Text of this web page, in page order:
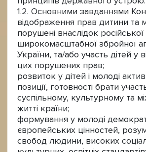
1.2. Основними завданнями
відображення прав дитини та
порушені внаслідок російської
широкомасштабної збройної
України, та/або участь дітей у
цих порушених прав;
розвиток у дітей і молоді
позиції, готовності брати
суспільному, культурному та
житті країни;
формування у молоді
європейських цінностей,
свобод людини, високих